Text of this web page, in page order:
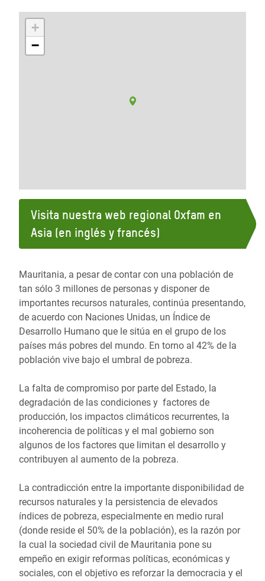
+
−
Visita nuestra web regional Oxfam en
Asia (en inglés y francés)
Mauritania, a pesar de contar con una población de
tan sólo 3 millones de personas y disponer de
importantes recursos naturales, continúa presentando,
de acuerdo con Naciones Unidas, un Índice de
Desarrollo Humano que le sitúa en el grupo de los
países más pobres del mundo. En torno al 42% de la
población vive bajo el umbral de pobreza.
La falta de compromiso por parte del Estado, la
degradación de las condiciones y factores de
producción, los impactos climáticos recurrentes, la
incoherencia de políticas y el mal gobierno son
algunos de los factores que limitan el desarrollo y
contribuyen al aumento de la pobreza.
La contradicción entre la importante disponibilidad de
recursos naturales y la persistencia de elevados
índices de pobreza, especialmente en medio rural
(donde reside el 50% de la población), es la razón por
la cual la sociedad civil de Mauritania pone su
empeño en exigir reformas políticas, económicas y
sociales, con el objetivo es reforzar la democracia y el